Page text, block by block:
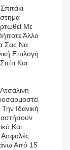
Με
Άλλο
Σας Να
Επιλογή
Και
Ιδανική
Και
Ασφαλές
Από 15